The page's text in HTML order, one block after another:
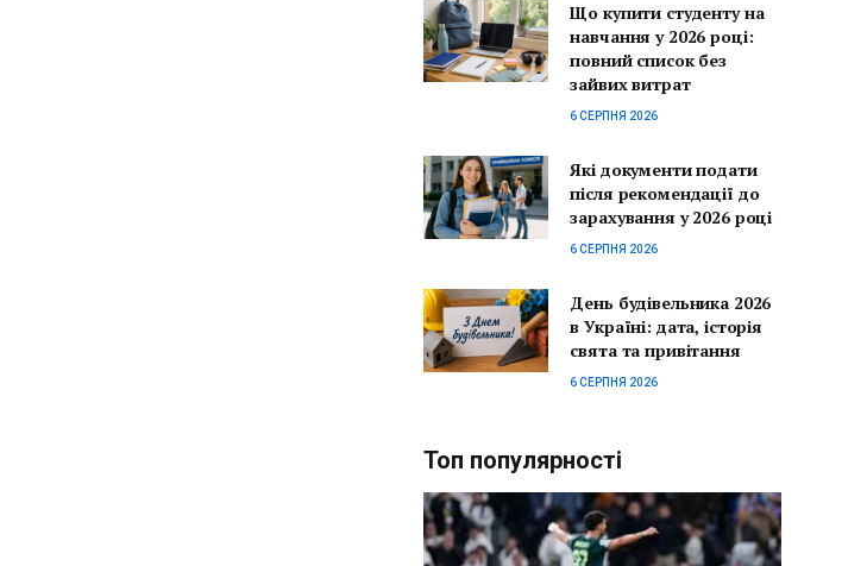
Що купити студенту на
навчання у 2026 році:
повний список без
зайвих витрат
6 СЕРПНЯ 2026
Які документи подати
після рекомендації до
зарахування у 2026 році
6 СЕРПНЯ 2026
День будівельника 2026
в Україні: дата, історія
свята та привітання
6 СЕРПНЯ 2026
Топ популярності